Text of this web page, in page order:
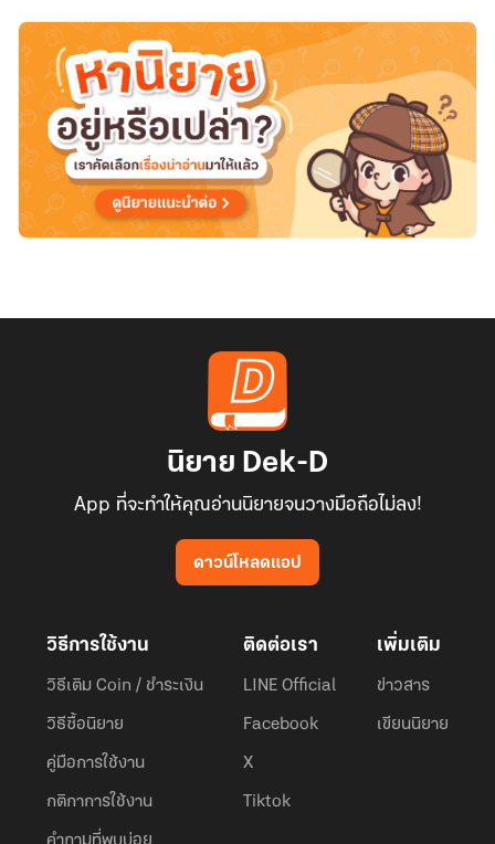
(ยุค80)
นิยาย Dek-D
App ที่จะทำให้คุณอ่านนิยายจนวางมือถือไม่ลง!
ดาวน์โหลดแอป
วิธีการใช้งาน
วิธีเติม Coin / ชำระเงิน
วิธีซื้อนิยาย
คู่มือการใช้งาน
กติกาการใช้งาน
ติดต่อเรา
LINE Official
Facebook
X
Tiktok
เพิ่มเติม
ข่าวสาร
เขียนนิยาย